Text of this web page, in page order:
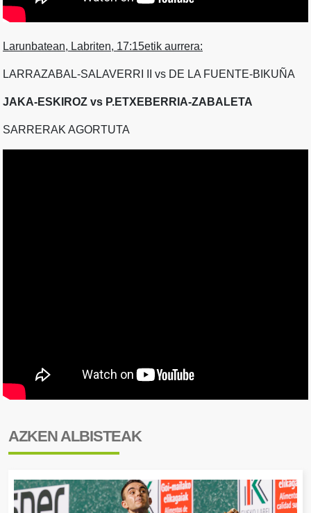
Larunbatean, Labriten, 17:15etik aurrera:
LARRAZABAL-SALAVERRI II vs DE LA FUENTE-BIKUÑA
JAKA-ESKIROZ vs P.ETXEBERRIA-ZABALETA
SARRERAK AGORTUTA
AZKEN ALBISTEAK